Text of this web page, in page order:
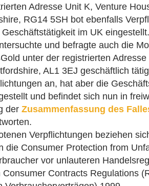
Adresse Unit K, Venture
RG14 5SH bot ebenfalls
im UK eingestellt.
und befragte auch die
unter der registrierten
AL1 3EJ geschäftlich
an, hat aber die
und befindet sich nun in
der Zusammenfassung des
Verpflichtungen beziehen
die Consumer Protection from
vor unlauteren
Consumer Contracts Regulations